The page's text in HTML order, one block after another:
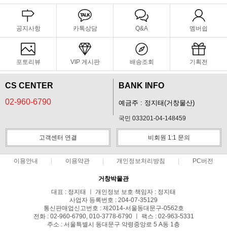
공지사항 카톡상담 Q&A 멤버쉽
포토리뷰 VIP 게시판 배송조회 기획전
CS CENTER
02-960-6790
BANK INFO
예금주 : 정지태(거창물산)
국민 033201-04-148459
고객센터 연결 비회원 1:1 문의
이용안내 이용약관 개인정보처리방침 PC버전
거창박물관
대표 : 정지태 ㅣ 개인정보 보호 책임자 : 정지태
사업자 등록번호 : 204-07-35129
통신판매업신고번호 : 제2014-서울동대문구-0562호
전화 : 02-960-6790, 010-3778-6790 ㅣ 팩스 : 02-963-5331
주소 : 서울특별시 동대문구 약령중앙로 5 A동 1층